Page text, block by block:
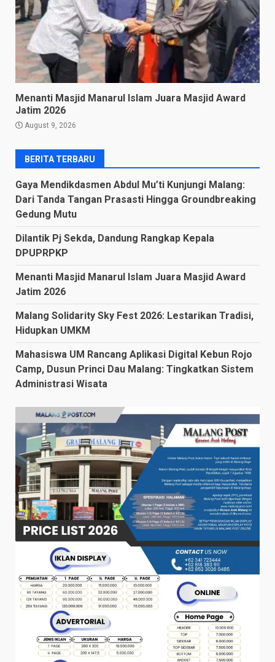
Menanti Masjid Manarul Islam Juara Masjid Award
Jatim 2026
August 9, 2026
BERITA TERBARU
Gaya Mendikdasmen Abdul Mu’ti Kunjungi Malang:
Dari Tanda Tangan Prasasti Hingga Groundbreaking
Gedung Mutu
Dilantik Pj Sekda, Dandung Rangkap Kepala
DPUPRPKP
Menanti Masjid Manarul Islam Juara Masjid Award
Jatim 2026
Malang Solidarity Sky Fest 2026: Lestarikan Tradisi,
Hidupkan UMKM
Mahasiswa UM Rancang Aplikasi Digital Kebun Rojo
Camp, Dusun Princi Dau Malang: Tingkatkan Sistem
Administrasi Wisata